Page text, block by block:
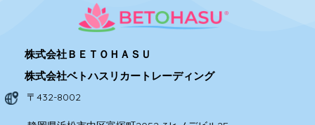
株式会社ＢＥＴＯＨＡＳＵ
株式会社ベトハスリカートレーディング
〒432-8002